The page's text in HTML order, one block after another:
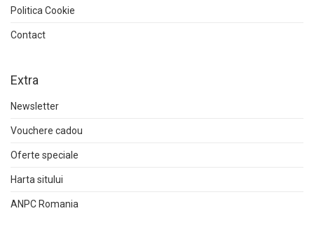
Politica Cookie
Contact
Extra
Newsletter
Vouchere cadou
Oferte speciale
Harta sitului
ANPC Romania